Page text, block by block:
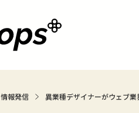
情報発信 異業種デザイナーがウェブ